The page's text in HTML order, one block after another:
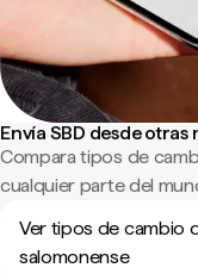
Envía SBD desde otras
Compara tipos de
cualquier parte del
Ver tipos de cambio
salomonense